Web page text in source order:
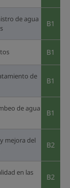
de agua
B1
B1
de
B1
de agua
B1
mejora del
B2
en las
B2